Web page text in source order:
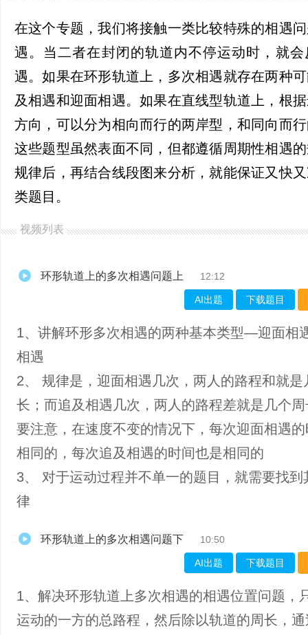
在这个专题，我们将接触一类比较特殊的相遇
遇。当二者在封闭的轨道内不停运动时，就会
遇。如果在环形轨道上，多次相遇就存在两种
及相遇和迎面相遇。如果在直线型轨道上，根
方向，可以分为相向而行的两岸型，和同向而
这些题型虽然表面不同，但都遵循周期性相遇
规律后，再结合线段图来分析，就能保证又快
类题目。
视频列表
环形轨道上的多次相遇问题上 12:12
AI出题 下载题目
1、​讲解环形多次相遇的两种基本类型—迎面相
相遇
2、 规律是，迎面相遇几次，两人的路程和就是
长；而追及相遇几次，两人的路程差就是几个
要注意，在速度不变的情况下，每次迎面相遇
相同的，每次追及相遇的时间也是相同的
3、 对于运动过程并不单一的题目，就需要找到
律
环形轨道上的多次相遇问题下 10:50
AI出题 下载题目
1、解决环形轨道上多次相遇的相遇位置问题，
运动的一方的总路程，然后除以轨道的周长，